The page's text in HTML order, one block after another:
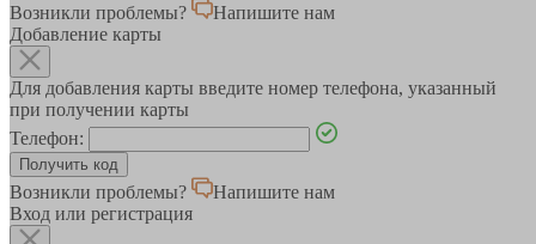
Возникли проблемы?
Напишите нам
Добавление карты
Для добавления карты введите номер телефона, указанный
при получении карты
Телефон:
Возникли проблемы?
Напишите нам
Вход или регистрация